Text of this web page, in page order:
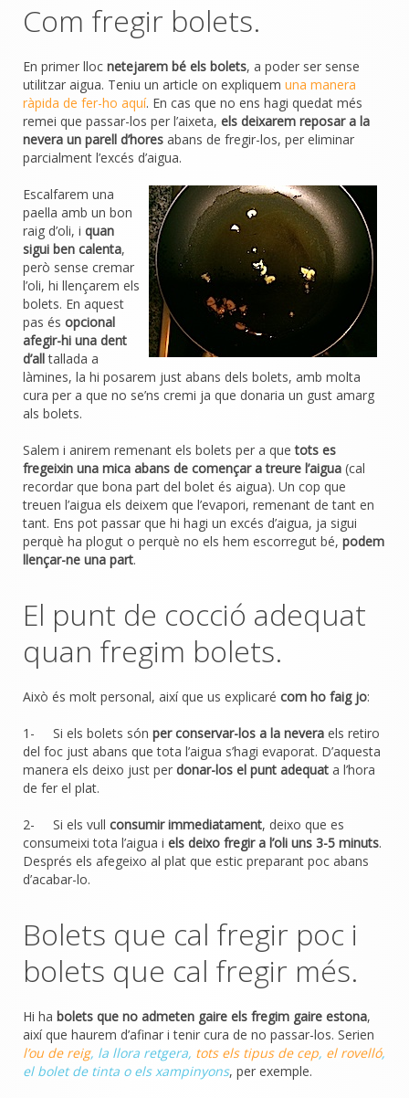
Com fregir bolets.
En primer lloc netejarem bé els bolets, a poder ser sense
utilitzar aigua. Teniu un article on expliquem una manera
ràpida de fer-ho aquí. En cas que no ens hagi quedat més
remei que passar-los per l’aixeta, els deixarem reposar a la
nevera un parell d’hores abans de fregir-los, per eliminar
parcialment l’excés d’aigua.
Escalfarem una
paella amb un bon
raig d’oli, i quan
sigui ben calenta,
però sense cremar
l’oli, hi llençarem els
bolets. En aquest
pas és opcional
afegir-hi una dent
d’alltallada a
làmines, la hi posarem just abans dels bolets, amb molta
cura per a que no se’ns cremi ja que donaria un gust amarg
als bolets.
Salem i anirem remenant els bolets per a quetots es
fregeixin una mica abans de començar a treure l’aigua (cal
recordar que bona part del bolet és aigua). Un cop que
treuen l’aigua els deixem que l’evapori, remenant de tant en
tant. Ens pot passar que hi hagi un excés d’aigua, ja sigui
perquè ha plogut o perquè no els hem escorregut bé, podem
llençar-ne una part.
El punt de cocció adequat
quan fregim bolets.
Això és molt personal, així que us explicaré com ho faig jo:
1- Si els bolets són per conservar-los a la nevera els retiro
del foc just abans que tota l’aigua s’hagi evaporat. D’aquesta
manera els deixo just per donar-los el punt adequat a l’hora
de fer el plat.
2- Si els vull consumir immediatament, deixo que es
consumeixi tota l’aigua i els deixo fregir a l’oli uns 3-5 minuts.
Després els afegeixo al plat que estic preparant poc abans
d’acabar-lo.
Bolets que cal fregir poc i
bolets que cal fregir més.
Hi ha bolets que no admeten gaire els fregim gaire estona,
així que haurem d’afinar i tenir cura de no passar-los. Serien
l’ou de reig, la llora retgera, tots els tipus de cep, el rovelló,
el bolet de tinta o els xampinyons, per exemple.